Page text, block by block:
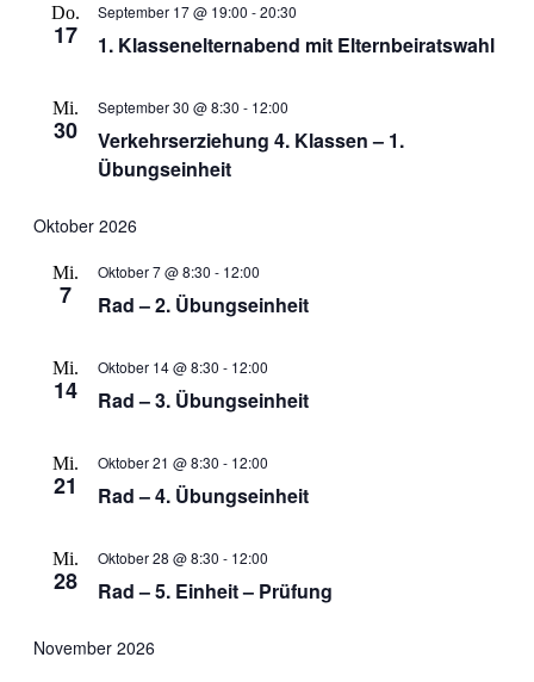
Do.
17
September 17 @ 19:00 -20:30
1. Klassenelternabend mit Elternbeiratswahl
Mi.
30
September 30 @ 8:30 - 12:00
Verkehrserziehung 4. Klassen – 1.
Übungseinheit
Oktober 2026
Mi.
7
Oktober 7 @ 8:30 - 12:00
Rad – 2. Übungseinheit
Mi.
14
Oktober 14 @ 8:30 - 12:00
Rad – 3. Übungseinheit
Mi.
21
Oktober 21 @ 8:30 - 12:00
Rad – 4. Übungseinheit
Mi.
28
Oktober 28 @ 8:30 - 12:00
Rad – 5. Einheit – Prüfung
November 2026